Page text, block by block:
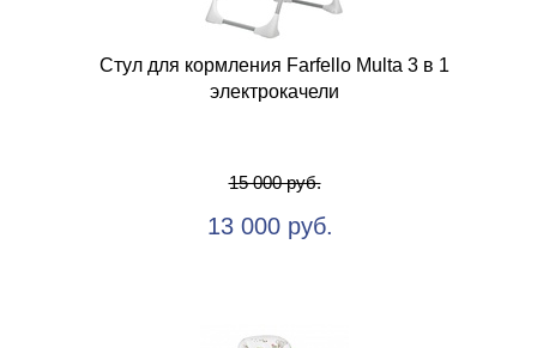
Стул для кормления Farfello Multa 3 в 1
электрокачели
15 000 руб.
13 000 руб.